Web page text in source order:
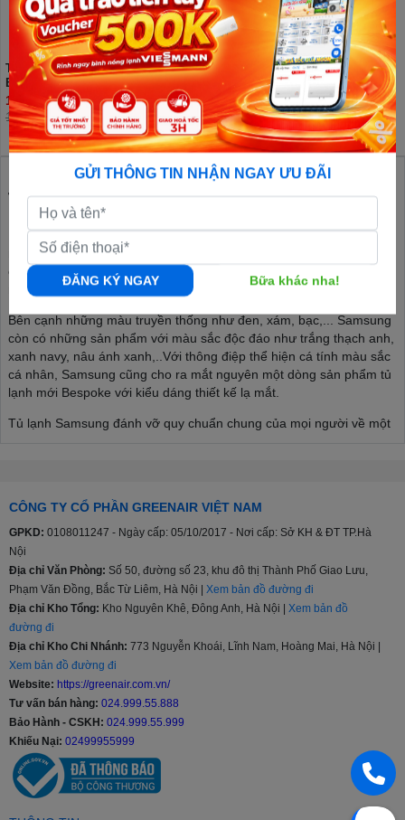
Tủ lạnh Samsung Inverter 406 lít
Bespoke RT42CB6784C3SV
11.450.000đ
14.990.000đ
Tủ lạnh Samsung Inverter 460 lít
RT47CB66868ASV
13.350.000đ
Tổng quan Tủ lạnh Samsung
Là thương hiệu tủ lạnh lớn nhất Hàn Quốc và cũng là một trong
những thương hiệu hàng đầu thế giới. Tủ lạnh Samsung nổi bật
cùng các thiết kế sang trọng, phù hợp với nhiều kiểu nội thất, cân
mọi không gian, tự tin khoe phong cách.
Bên cạnh những màu truyền thống như đen, xám, bạc,... Samsung
còn có những sản phẩm với màu sắc độc đáo như trắng thạch anh,
xanh navy, nâu ánh xanh,..Với thông điệp thể hiện cá tính màu sắc
cá nhân, Samsung cũng cho ra mắt nguyên một dòng sản phẩm tủ
lạnh mới Bespoke với kiểu dáng thiết kế lạ mắt.
Tủ lạnh Samsung đánh vỡ quy chuẩn chung của mọi người về một
Tủ lạnh Samsung sản xuất với nhiều kích thước khác nhau 208l,
236l, 360l, 380l, 488l…cho đến 648l và 655 lít giúp người tiêu dùng
thoải mái lựa chọn sản phẩm phù hợp với nhu cầu, tiếp xúc với
lượng lớn khách hàng hơn, từ phân khúc tầm trung, trung - cao
cấp hay cao cấp.
Chế độ bảo hành
Thời gian bảo hành của tủ lạnh Samsung chính hãng là 2 năm và
20 năm với máy nén, bảo hành tại nhà.
Các công nghệ nổi bật ở Tủ lạnh Samsung
Công nghệ làm lạnh vòm All-around Cooling
Diệt khuẩn, khử mùi lọc không khí bằng than hoạt tính
CÔNG TY CỔ PHẦN GREENAIR VIỆT NAM
GPKD: 0108011247 - Ngày cấp: 05/10/2017 - Nơi cấp: Sở KH & ĐT TP.Hà
Nội
Địa chỉ Văn Phòng: Số 50, đường số 23, khu đô thị Thành Phố Giao Lưu,
Phạm Văn Đồng, Bắc Từ Liêm, Hà Nội | Xem bản đồ đường đi
Địa chỉ Kho Tổng: Kho Nguyên Khê, Đông Anh, Hà Nội | Xem bản đồ
đường đi
Địa chỉ Kho Chi Nhánh: 773 Nguyễn Khoái, Lĩnh Nam, Hoàng Mai, Hà Nội |
Xem bản đồ đường đi
Website: https://greenair.com.vn/
Tư vấn bán hàng: 024.999.55.888
Bảo Hành - CSKH: 024.999.55.999
Khiếu Nại: 02499955999
GỬI THÔNG TIN NHẬN NGAY ƯU ĐÃI
ĐĂNG KÝ NGAY Bữa khác nha!